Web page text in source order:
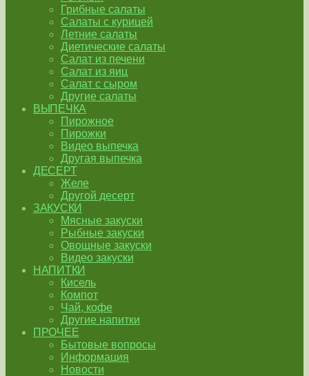
Грибные салаты
Салаты с курицей
Летние салаты
Диетические салаты
Салат из печени
Салат из яиц
Салат с сыром
Другие салаты
ВЫПЕЧКА
Пирожное
Пирожки
Видео выпечка
Другая выпечка
ДЕСЕРТ
Желе
Другой десерт
ЗАКУСКИ
Мясные закуски
Рыбные закуски
Овощные закуски
Видео закуски
НАПИТКИ
Кисель
Компот
Чай, кофе
Другие напитки
ПРОЧЕЕ
Бытовые вопросы
Информация
Новости